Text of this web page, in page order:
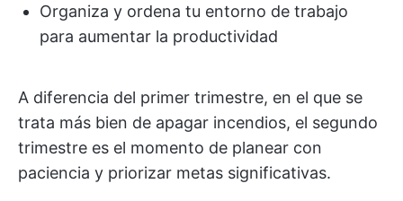
Organiza y ordena tu entorno de trabajo
para aumentar la productividad
A diferencia del primer trimestre, en el que se
trata más bien de apagar incendios, el segundo
trimestre es el momento de planear con
paciencia y priorizar metas significativas.